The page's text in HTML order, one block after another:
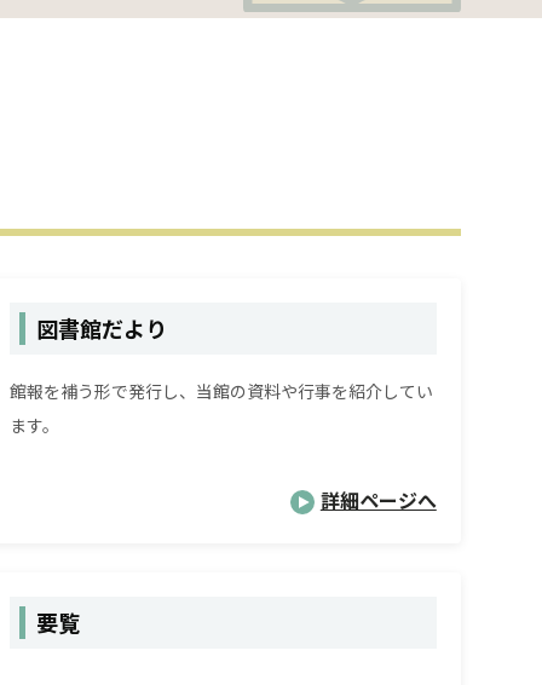
図書館だより
館報を補う形で発行し、当館の資料や行事を紹介してい
ます。
詳細ページへ
要覧